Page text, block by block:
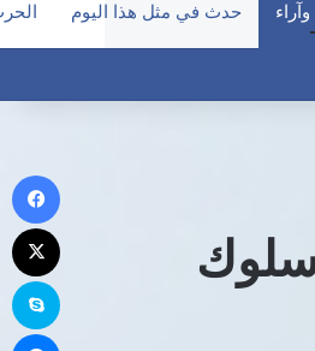
حدث في مثل هذا اليوم
سلوك